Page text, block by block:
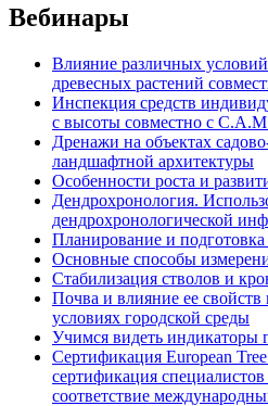
Вебинары
Влияние различных
древесных растений
Инспекция средств
с высоты совместно с
Дренажи на объектах
ландшафтной архитектуры
Особенности роста и
Дендрохронология.
дендрохронологической
Планирование и
Основные способы
Стабилизация стволов и
Почва и влияние ее свойств
условиях городской среды
Учимся видеть индикаторы
Сертификация European
сертификация
соответствие